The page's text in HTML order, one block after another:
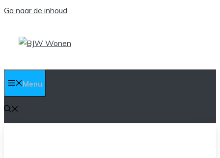
Ga naar de inhoud
Menu